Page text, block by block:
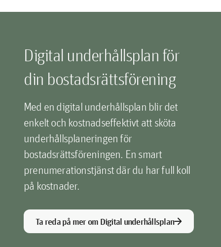
Digital underhållsplan för
din bostadsrättsförening
Med en digital underhållsplan blir det
enkelt och kostnadseffektivt att sköta
underhållsplaneringen för
bostadsrättsföreningen. En smart
prenumerationstjänst där du har full koll
på kostnader.
Ta reda på mer om Digital underhållsplanarrow_forward